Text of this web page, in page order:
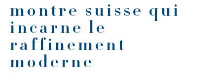
montre suisse qui
incarne le
raffinement
moderne